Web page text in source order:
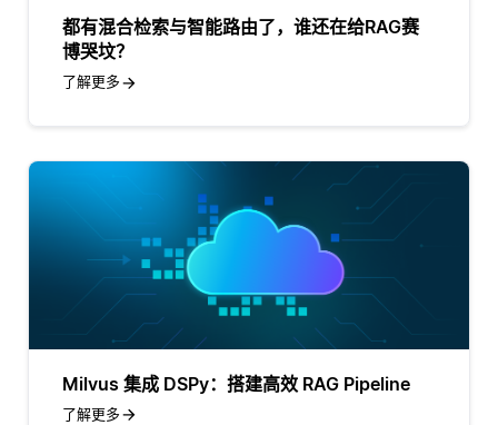
都有混合检索与智能路由了，谁还在给RAG赛
博哭坟？
了解更多
Milvus 集成 DSPy：搭建高效 RAG Pipeline
了解更多